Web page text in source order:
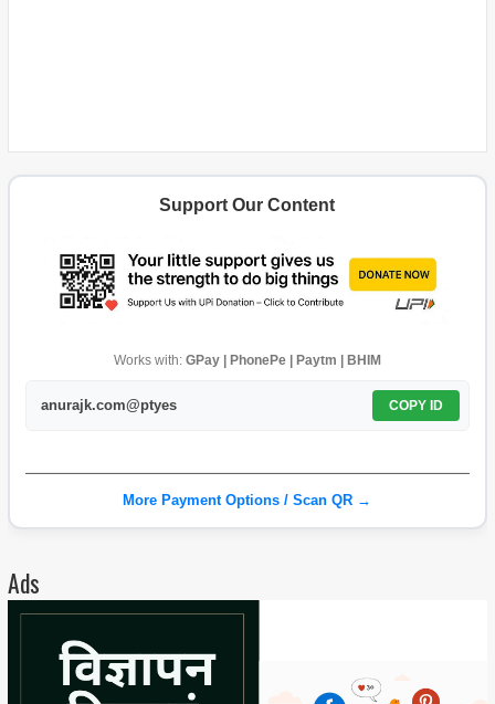
Support Our Content
Works with: GPay | PhonePe | Paytm | BHIM
anurajk.com@ptyes COPY ID
More Payment Options / Scan QR →
Ads